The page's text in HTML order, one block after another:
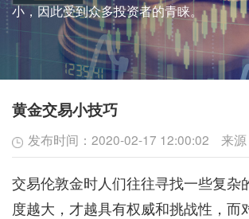
小，因此受到众多投资者的青睐。
黄金交易小技巧
发布时间：2020-02-17 12:00:02 来
交易伦敦金时人们往往寻找一些复杂
度越大，才越具有权威和挑战性，而